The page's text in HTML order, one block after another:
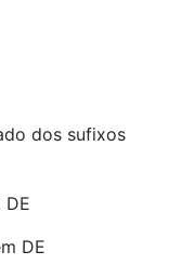
dos sufixos
DE